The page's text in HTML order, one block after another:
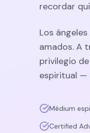
recordar
Los
amados. A
privilegio
espiritual —
Médium
Certified